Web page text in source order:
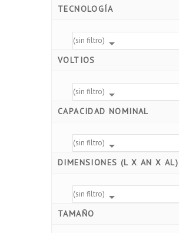
TECNOLOGÍA
(sin filtro) 
VOLTIOS
(sin filtro) 
CAPACIDAD NOMINAL
(sin filtro) 
DIMENSIONES (L X AN X AL)
(sin filtro) 
TAMAÑO